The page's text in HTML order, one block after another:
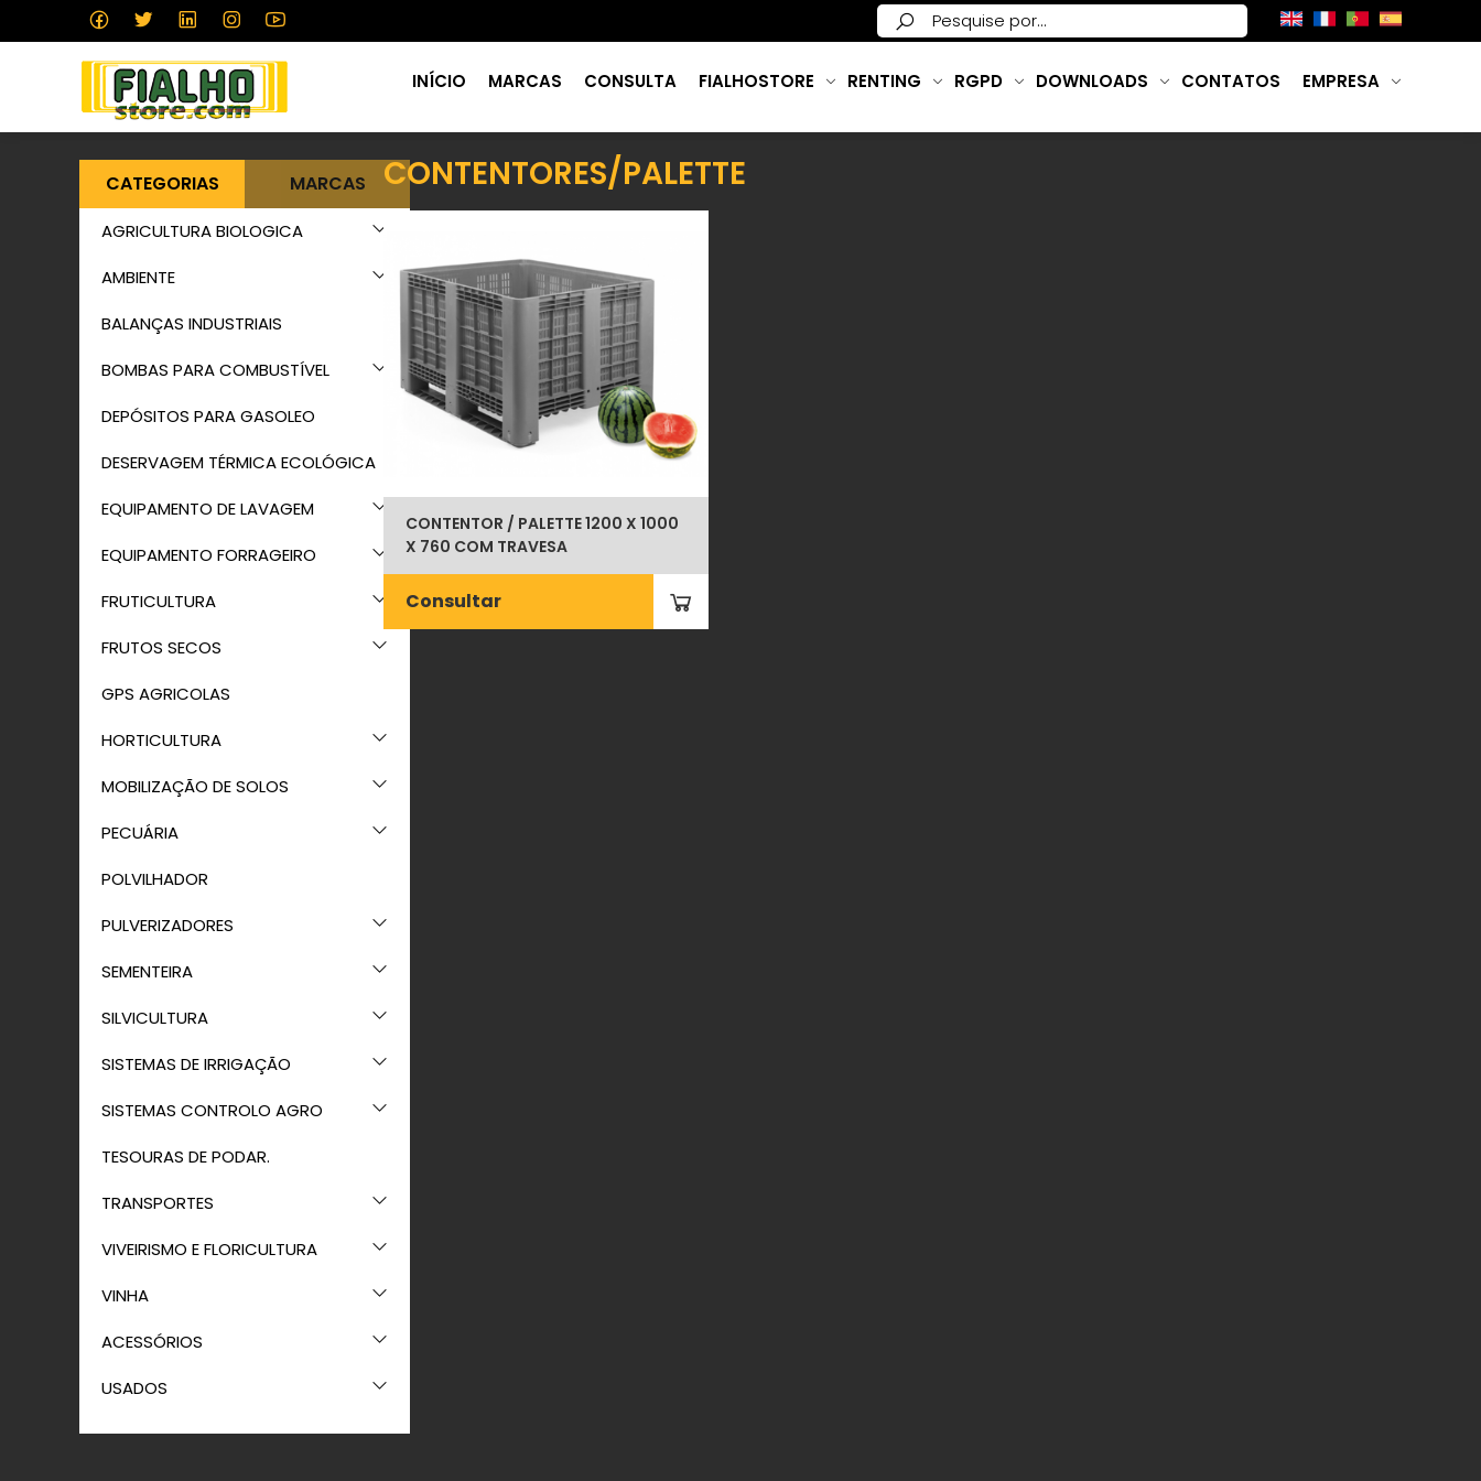
INÍCIO MARCAS CONSULTA FIALHOSTORE RENTING RGPD DOWNLOADS CONTATOS EMPRESA
CATEGORIAS MARCAS
AGRICULTURA BIOLOGICA
AMBIENTE
BALANÇAS INDUSTRIAIS
BOMBAS PARA COMBUSTÍVEL
DEPÓSITOS PARA GASOLEO
DESERVAGEM TÉRMICA ECOLÓGICA
EQUIPAMENTO DE LAVAGEM
EQUIPAMENTO FORRAGEIRO
FRUTICULTURA
FRUTOS SECOS
GPS AGRICOLAS
HORTICULTURA
MOBILIZAÇÃO DE SOLOS
PECUÁRIA
POLVILHADOR
PULVERIZADORES
SEMENTEIRA
SILVICULTURA
SISTEMAS DE IRRIGAÇÃO
SISTEMAS CONTROLO AGRO
TESOURAS DE PODAR.
TRANSPORTES
VIVEIRISMO E FLORICULTURA
VINHA
ACESSÓRIOS
USADOS
CONTENTORES/PALETTE
CONTENTOR / PALETTE 1200 X 1000
X 760 COM TRAVESA
Consultar